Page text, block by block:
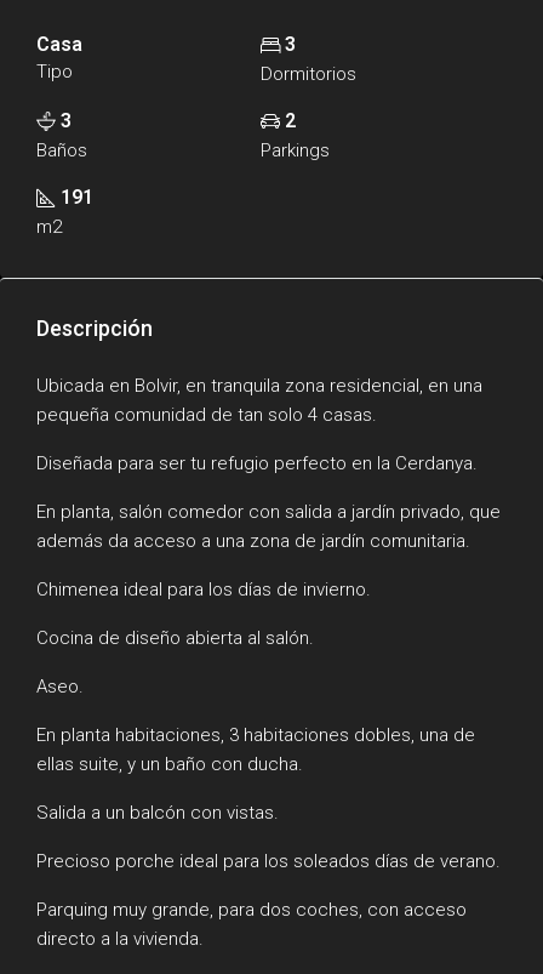
Casa
Tipo
3
Dormitorios
3
Baños
2
Parkings
191
m2
Descripción
Ubicada en Bolvir, en tranquila zona residencial, en una
pequeña comunidad de tan solo 4 casas.
Diseñada para ser tu refugio perfecto en la Cerdanya.
En planta, salón comedor con salida a jardín privado, que
además da acceso a una zona de jardín comunitaria.
Chimenea ideal para los días de invierno.
Cocina de diseño abierta al salón.
Aseo.
En planta habitaciones, 3 habitaciones dobles, una de
ellas suite, y un baño con ducha.
Salida a un balcón con vistas.
Precioso porche ideal para los soleados días de verano.
Parquing muy grande, para dos coches, con acceso
directo a la vivienda.